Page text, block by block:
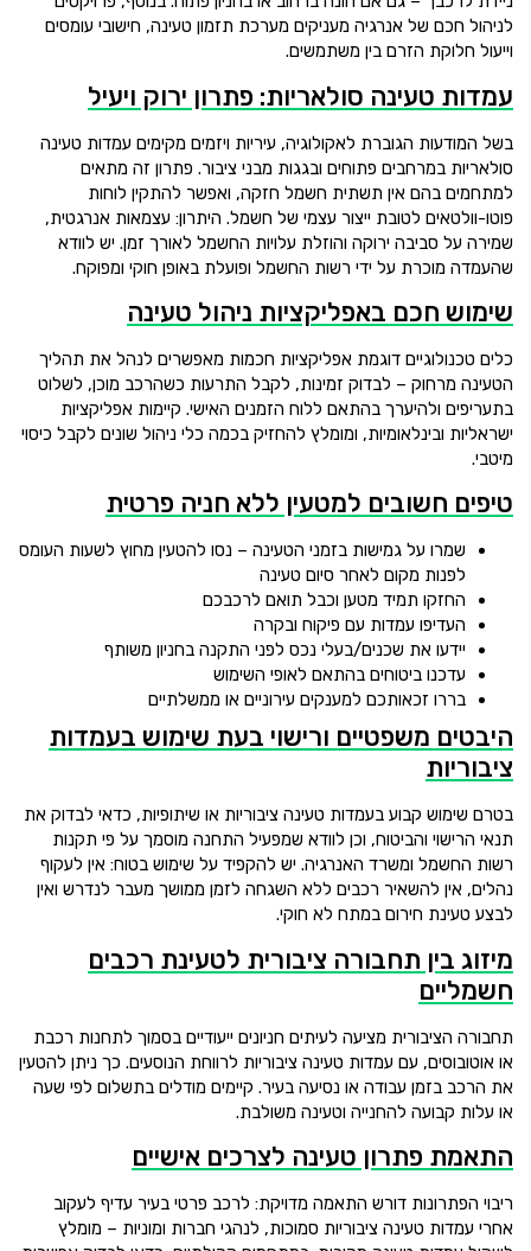
לניהול חכם של אנרגיה מעניקים מערכת תזמון טעינה, חישובי עומסים
וייעול חלוקת הזרם בין משתמשים.
עמדות טעינה סולאריות: פתרון ירוק ויעיל
בשל המודעות הגוברת לאקולוגיה, עיריות ויזמים מקימים עמדות טעינה
סולאריות במרחבים פתוחים ובגגות מבני ציבור. פתרון זה מתאים
למתחמים בהם אין תשתית חשמל חזקה, ואפשר להתקין לוחות
פוטו-וולטאים לטובת ייצור עצמי של חשמל. היתרון: עצמאות אנרגטית,
שמירה על סביבה ירוקה והוזלת עלויות החשמל לאורך זמן. יש לוודא
שהעמדה מוכרת על ידי רשות החשמל ופועלת באופן חוקי ומפוקח.
שימוש חכם באפליקציות ניהול טעינה
כלים טכנולוגיים דוגמת אפליקציות חכמות מאפשרים לנהל את תהליך
הטעינה מרחוק – לבדוק זמינות, לקבל התרעות כשהרכב מוכן, לשלוט
בתעריפים ולהיערך בהתאם ללוח הזמנים האישי. קיימות אפליקציות
ישראליות ובינלאומיות, ומומלץ להחזיק בכמה כלי ניהול שונים לקבל כיסוי
מיטבי.
טיפים חשובים למטעין ללא חניה פרטית
שמרו על גמישות בזמני הטעינה – נסו להטעין מחוץ לשעות העומס
לפנות מקום לאחר סיום טעינה
החזקו תמיד מטען וכבל תואם לרכבכם
העדיפו עמדות עם פיקוח ובקרה
יידעו את שכנים/בעלי נכס לפני התקנה בחניון משותף
עדכנו ביטוחים בהתאם לאופי השימוש
בררו זכאותכם למענקים עירוניים או ממשלתיים
היבטים משפטיים ורישוי בעת שימוש בעמדות
ציבוריות
בטרם שימוש קבוע בעמדות טעינה ציבוריות או שיתופיות, כדאי לבדוק את
תנאי הרישוי והביטוח, וכן לוודא שמפעיל התחנה מוסמך על פי תקנות
רשות החשמל ומשרד האנרגיה. יש להקפיד על שימוש בטוח: אין לעקוף
נהלים, אין להשאיר רכבים ללא השגחה לזמן ממושך מעבר לנדרש ואין
לבצע טעינת חירום במתח לא חוקי.
מיזוג בין תחבורה ציבורית לטעינת רכבים
חשמליים
תחבורה הציבורית מציעה לעיתים חניונים ייעודיים בסמוך לתחנות רכבת
או אוטובוסים, עם עמדות טעינה ציבוריות לרווחת הנוסעים. כך ניתן להטעין
את הרכב בזמן עבודה או נסיעה בעיר. קיימים מודלים בתשלום לפי שעה
או עלות קבועה להחנייה וטעינה משולבת.
התאמת פתרון טעינה לצרכים אישיים
ריבוי הפתרונות דורש התאמה מדויקת: לרכב פרטי בעיר עדיף לעקוב
אחרי עמדות טעינה ציבוריות סמוכות, לנהגי חברות ומוניות – מומלץ